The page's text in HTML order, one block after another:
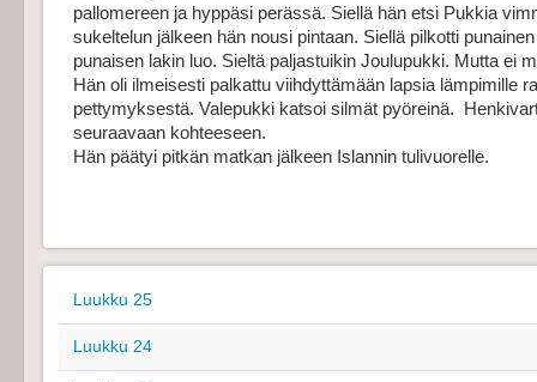
pallomereen ja hyppäsi perässä. Siellä hän etsi Pukkia
sukeltelun jälkeen hän nousi pintaan. Siellä pilkotti
punaisen lakin luo. Sieltä paljastuikin Joulupukki. Mutta ei
Hän oli ilmeisesti palkattu viihdyttämään lapsia lämpimille
pettymyksestä. Valepukki katsoi silmät pyöreinä.
seuraavaan kohteeseen.
Hän päätyi pitkän matkan jälkeen Islannin tulivuorelle.
Luukku 25
Luukku 24